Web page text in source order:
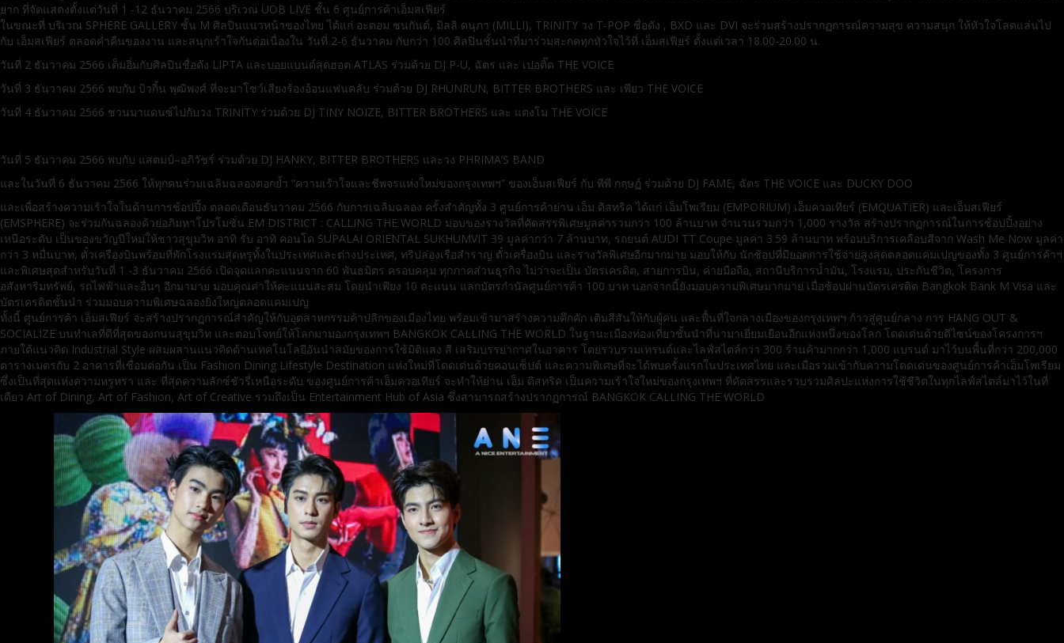
ยาก ที่จัดแสดงตั้งแต่วันที่ 1 -12 ธันวาคม 2566 บริเวณ UOB LIVE ชั้น 6 ศูนย์การค้าเอ็มสเฟียร์
ในขณะที่ บริเวณ SPHERE GALLERY ชั้น M ศิลปินแนวหน้าของไทย ได้แก่ อะตอม ชนกันต์, มิลลิ ดนุภา (MILLI), TRINITY วง T-POP ชื่อดัง , BXD และ DVI จะร่วมสร้างปรากฏการณ์ความสุข ความสนุก ให้หัวใจโลดแล่นไป
กับ เอ็มสเฟียร์ ตลอดค่ำคืนของงาน และสนุกเร้าใจกันต่อเนื่องใน วันที่ 2-6 ธันวาคม กับกว่า 100 ศิลปินชั้นนำที่มาร่วมสะกดทุกหัวใจไว้ที่ เอ็มสเฟียร์ ตั้งแต่เวลา 18.00-20.00 น.
วันที่ 2 ธันวาคม 2566 เต็มอิ่มกับศิลปินชื่อดัง LIPTA และบอยแบนด์สุดฮอต ATLAS ร่วมด้วย DJ P-U, ฉัตร และ เปอติ๊ด THE VOICE
วันที่ 3 ธันวาคม 2566 พบกับ บิวกิ้น พุฒิพงศ์ ที่จะมาโชว์เสียงร้องอ้อนแฟนคลับ ร่วมด้วย DJ RHUNRUN, BITTER BROTHERS และ เพียว THE VOICE
วันที่ 4 ธันวาคม 2566 ชวนมาแดนซ์ไปกับวง TRINITY ร่วมด้วย DJ TINY NOIZE, BITTER BROTHERS และ แตงโม THE VOICE
วันที่ 5 ธันวาคม 2566 พบกับ แสตมป์–อภิวัชร์ ร่วมด้วย DJ HANKY, BITTER BROTHERS และวง PHRIMA’S BAND
และในวันที่ 6 ธันวาคม 2566 ให้ทุกคนร่วมเฉลิมฉลองตอกย้ำ “ความเร้าใจและชีพจรแห่งใหม่ของกรุงเทพฯ” ของเอ็มสเฟียร์ กับ พีพี กฤษฏ์ ร่วมด้วย DJ FAME, ฉัตร THE VOICE และ DUCKY DOO
และเพื่อสร้างความเร้าใจในด้านการช้อปปิ้ง ตลอดเดือนธันวาคม 2566 กับการเฉลิมฉลอง ครั้งสำคัญทั้ง 3 ศูนย์การค้าย่าน เอ็ม ดิสทริค ได้แก่ เอ็มโพเรียม (EMPORIUM) เอ็มควอเทียร์ (EMQUATIER) และเอ็มสเฟียร์
(EMSPHERE) จะร่วมกันฉลองด้วยอภิมหาโปรโมชั่น EM DISTRICT : CALLING THE WORLD มอบของรางวัลที่คัดสรรพิเศษมูลค่ารวมกว่า 100 ล้านบาท จำนวนรวมกว่า 1,000 รางวัล สร้างปรากฏการณ์ในการช้อปปิ้งอย่าง
เหนือระดับ เป็นของขวัญปีใหม่ให้ชาวสุขุมวิท อาทิ รับ อาทิ คอนโด SUPALAI ORIENTAL SUKHUMVIT 39 มูลค่ากว่า 7 ล้านบาท, รถยนต์ AUDI TT Coupe มูลค่า 3.59 ล้านบาท พร้อมบริการเคลือบสีจาก Wash Me Now มูลค่า
กว่า 3 หมื่นบาท, ตั๋วเครืองบินพร้อมที่พักโรงแรมสุดหรูทั้งในประเทศและต่างประเทศ, ทริปล่องเรือสำราญ ตั๋วเครื่องบิน และรางวัลพิเศษอีกมากมาย มอบให้กับ นักช้อปที่มียอดการใช้จ่ายสูงสุดตลอดแคมเปญของทั้ง 3 ศูนย์การค้าฯ
และพิเศษสุดสำหรับวันที่ 1 -3 ธันวาคม 2566 เปิดจุดแลกคะแนนจาก 60 พันธมิตร ครอบคลุม ทุกภาคส่วนธุรกิจ ไม่ว่าจะเป็น บัตรเครดิต, สายการบิน, ค่ายมือถือ, สถานีบริการน้ำมัน, โรงแรม, ประกันชีวิต, โครงการ
อสังหาริมทรัพย์, รถไฟฟ้าและอื่นๆ อีกมามาย มอบคุณค่าให้คะแนนสะสม โดยนำเพียง 10 คะแนน แลกบัตรกำนัลศูนย์การค้า 100 บาท นอกจากนี้ยังมอบความพิเศษมากมาย เมื่อช้อปผ่านบัตรเครดิต Bangkok Bank M Visa และ
บัตรเครดิตชั้นนำ ร่วมมอบความพิเศษฉลองยิ่งใหญ่ตลอดแคมเปญ
ทั้งนี้ ศูนย์การค้า เอ็มสเฟียร์ จะสร้างปรากฏการณ์สำคัญให้กับอุตสาหกรรมค้าปลีกของเมืองไทย พร้อมเข้ามาสร้างความคึกคัก เติมสีสันให้กับผู้คน และพื้นที่ใจกลางเมืองของกรุงเทพฯ ก้าวสู่ศูนย์กลาง การ HANG OUT &
SOCIALIZE บนทำเลที่ดีที่สุดของถนนสุขุมวิท และตอบโจทย์ให้โลกมามองกรุงเทพฯ BANGKOK CALLING THE WORLD ในฐานะเมืองท่องเที่ยวชั้นนำที่น่ามาเยี่ยมเยือนอีกแห่งหนึ่งของโลก โดดเด่นด้วยดีไซน์ของโครงการฯ
ภายใต้แนวคิด Industrial Style ผสมผสานแนวคิดด้านเทคโนโลยีอันนำสมัยของการใช้มิติแสง สี เสริมบรรยากาศในอาคาร โดยรวบรวมเทรนด์และไลฟ์สไตล์กว่า 300 ร้านค้ามากกว่า 1,000 แบรนด์ มาไว้บนพื้นที่กว่า 200,000
ตารางเมตรกับ 2 อาคารที่เชื่อมต่อกัน เป็น Fashion Dining Lifestyle Destination แห่งใหม่ที่โดดเด่นด้วยคอนเซ็ปต์ และความพิเศษที่จะได้พบครั้งแรกในประเทศไทย และเมื่อรวมเข้ากับความโดดเด่นของศูนย์การค้าเอ็มโพเรียม
ซึ่งเป็นที่สุดแห่งความหรูหรา และ ที่สุดความลักซ์ชัวรี่เหนือระดับ ของศูนย์การค้าเอ็มควอเทียร์ จะทำให้ย่าน เอ็ม ดิสทริค เป็นความเร้าใจใหม่ของกรุงเทพฯ ที่คัดสรรและรวบรวมศิลปะแห่งการใช้ชีวิตในทุกไลฟ์สไตล์มาไว้ในที่
เดียว Art of Dining, Art of Fashion, Art of Creative รวมถึงเป็น Entertainment Hub of Asia ซึ่งสามารถสร้างปรากฏการณ์ BANGKOK CALLING THE WORLD